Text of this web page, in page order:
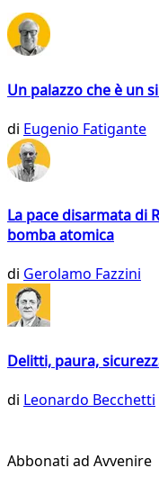
Un palazzo che è un
di Eugenio Fatigante
La pace disarmata di
bomba atomica
di Gerolamo Fazzini
Delitti, paura,
di Leonardo Becchetti
Abbonati ad Avvenire